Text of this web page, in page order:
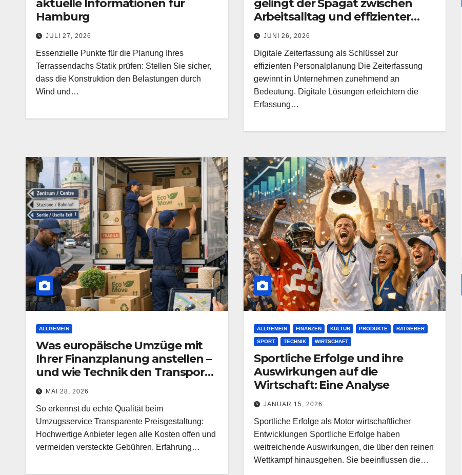
aktuelle Informationen für
Hamburg
JULI 27, 2026
Essenzielle Punkte für die Planung Ihres
Terrassendachs Statik prüfen: Stellen Sie sicher,
dass die Konstruktion den Belastungen durch
Wind und…
gelingt der Spagat zwischen
Arbeitsalltag und effizienter
Personalplanung
JUNI 26, 2026
Digitale Zeiterfassung als Schlüssel zur
effizienten Personalplanung Die Zeiterfassung
gewinnt in Unternehmen zunehmend an
Bedeutung. Digitale Lösungen erleichtern die
Erfassung…
ALLGEMEIN
Was europäische Umzüge mit
Ihrer Finanzplanung anstellen –
und wie Technik den Transport
vereinfacht
MAI 28, 2026
So erkennst du echte Qualität beim
Umzugsservice Transparente Preisgestaltung:
Hochwertige Anbieter legen alle Kosten offen und
vermeiden versteckte Gebühren. Erfahrung…
ALLGEMEIN FINANZEN KULTUR PRODUKTE RATGEBER
SPORT TECHNIK WIRTSCHAFT
Sportliche Erfolge und ihre
Auswirkungen auf die
Wirtschaft: Eine Analyse
JANUAR 15, 2026
Sportliche Erfolge als Motor wirtschaftlicher
Entwicklungen Sportliche Erfolge haben
weitreichende Auswirkungen, die über den reinen
Wettkampf hinausgehen. Sie beeinflussen die…